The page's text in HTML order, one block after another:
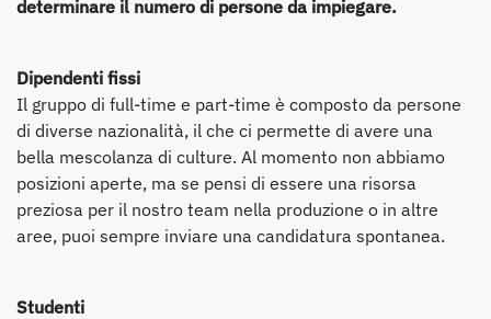
determinare il numero di persone da impiegare.
Dipendenti fissi
Il gruppo di full-time e part-time è composto da persone
di diverse nazionalità, il che ci permette di avere una
bella mescolanza di culture. Al momento non abbiamo
posizioni aperte, ma se pensi di essere una risorsa
preziosa per il nostro team nella produzione o in altre
aree, puoi sempre inviare una candidatura spontanea.
Studenti